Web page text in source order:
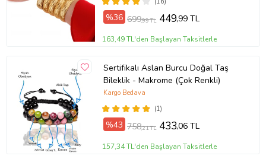
%36 699,99 TL 449,99 TL
163,49 TL'den Başlayan Taksitlerle
Sertifikalı Aslan Burcu Doğal Taş
Bileklik - Makrome (Çok Renkli)
(1)
Kargo Bedava
%43 758,21 TL 433,06 TL
157,34 TL'den Başlayan Taksitlerle